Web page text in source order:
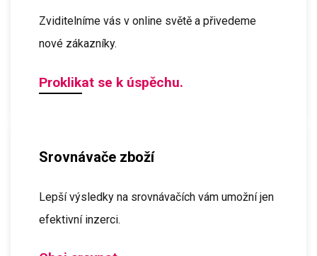
Zviditelníme vás v online světě a přivedeme
nové zákazníky.
Proklikat se k úspěchu.
Srovnávače zboží
Lepší výsledky na srovnávačích vám umožní jen
efektivní inzerci.